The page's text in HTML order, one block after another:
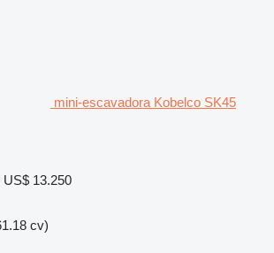
mini-escavadora Kobelco SK45
US$ 13.250
cv)